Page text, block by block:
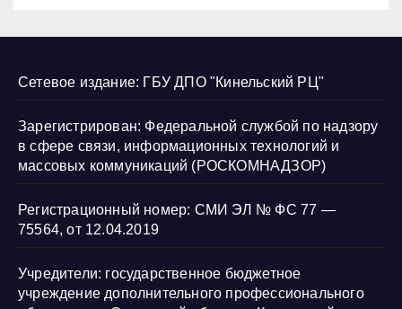
Сетевое издание: ГБУ ДПО "Кинельский РЦ"
Зарегистрирован: Федеральной службой по надзору
в сфере связи, информационных технологий и
массовых коммуникаций (РОСКОМНАДЗОР)
Регистрационный номер: СМИ ЭЛ № ФС 77 —
75564, от 12.04.2019
Учредители: государственное бюджетное
учреждение дополнительного профессионального